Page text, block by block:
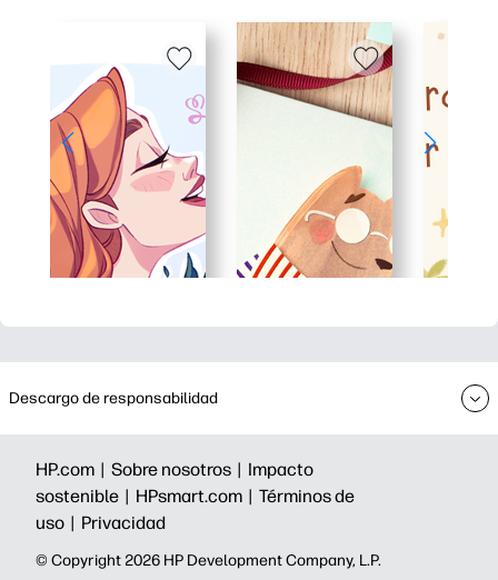
Descargo de responsabilidad
HP.com | Sobre nosotros | Impacto
sostenible | HPsmart.com | Términos de
uso | Privacidad
©️ Copyright 2026 HP Development Company, L.P.